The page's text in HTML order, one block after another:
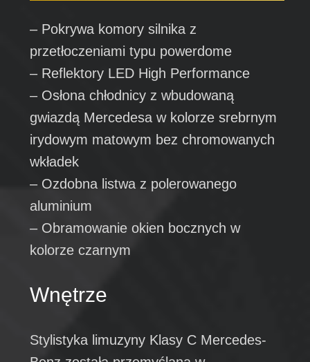
– Pokrywa komory silnika z
przetłoczeniami typu powerdome
– Reflektory LED High Performance
– Osłona chłodnicy z wbudowaną
gwiazdą Mercedesa w kolorze srebrnym
irydowym matowym bez chromowanych
wkładek
– Ozdobna listwa z polerowanego
aluminium
– Obramowanie okien bocznych w
kolorze czarnym
Wnętrze
Stylistyka limuzyny Klasy C Mercedes-